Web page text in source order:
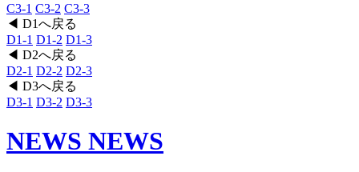
C3-1 C3-2 C3-3
◀ D1へ戻る
D1-1 D1-2 D1-3
◀ D2へ戻る
D2-1 D2-2 D2-3
◀ D3へ戻る
D3-1 D3-2 D3-3
NEWS NEWS